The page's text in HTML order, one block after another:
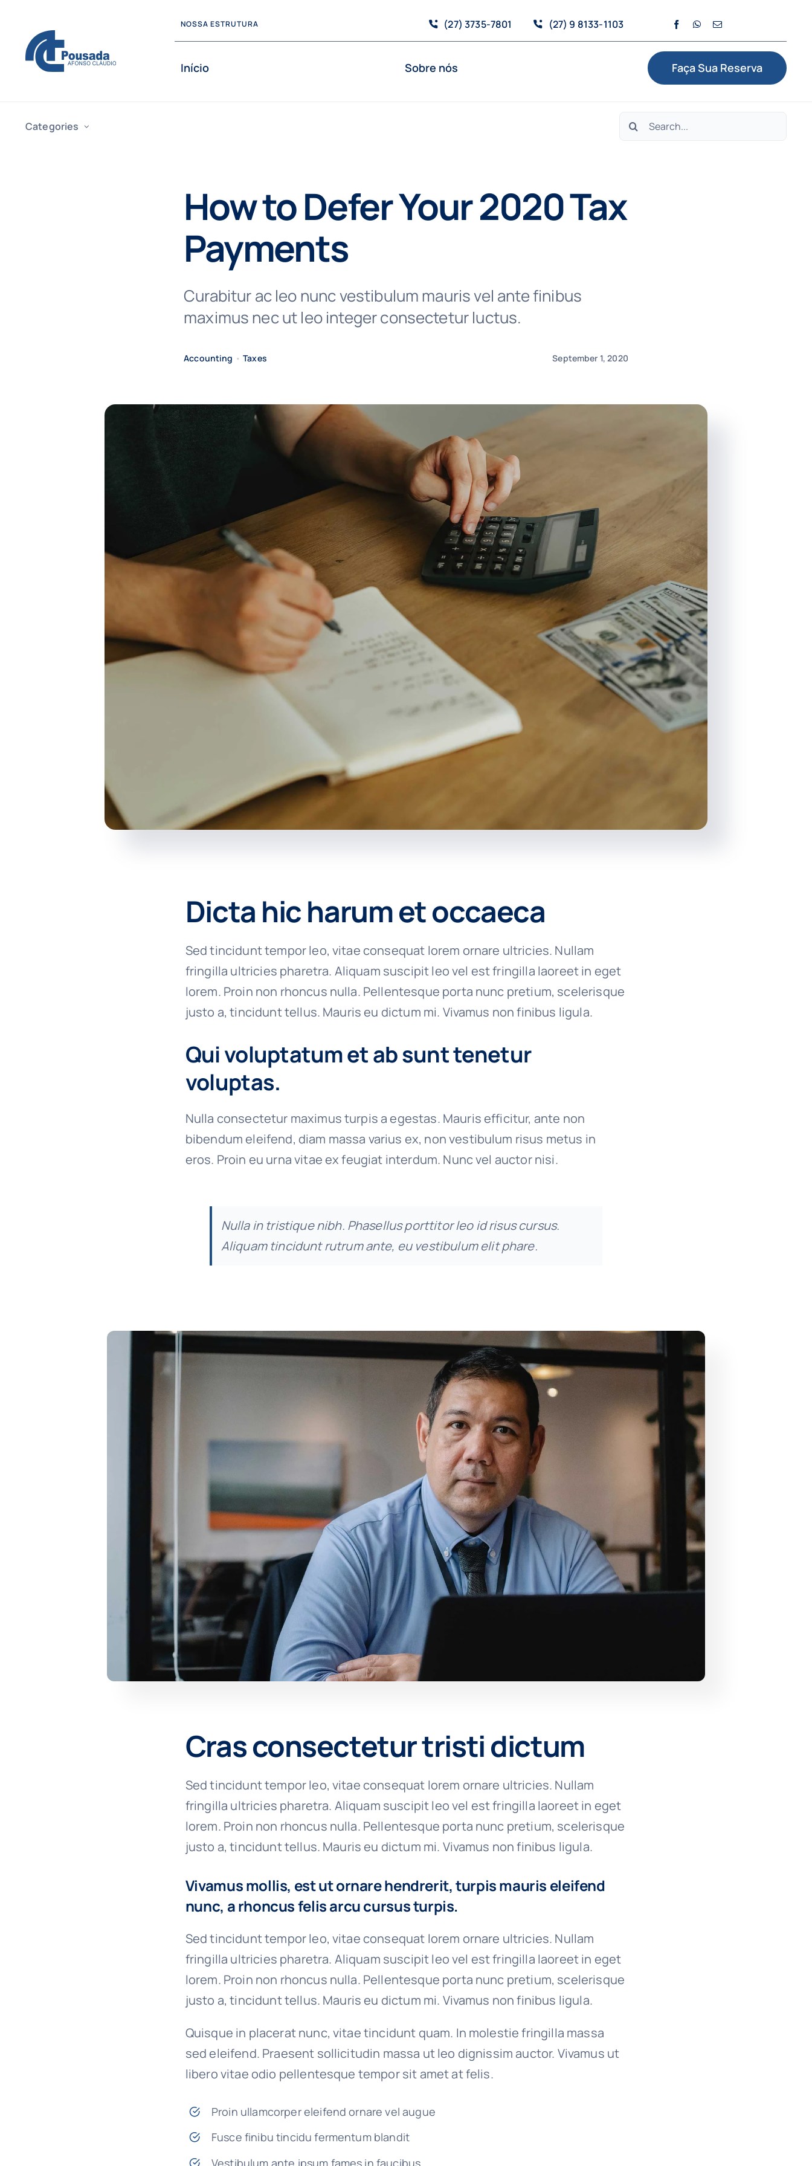
content
NOSSA ESTRUTURA (27) 3735-7801 (27) 9 8133-1103
Início Sobre nós Faça Sua Reserva
Categories
Search
How to Defer Your 2020 Tax
Payments
Curabitur ac leo nunc vestibulum mauris vel ante finibus
maximus nec ut leo integer consectetur luctus.
Accounting •Taxes September 1, 2020
Dicta hic harum et occaeca
Sed tincidunt tempor leo, vitae consequat lorem ornare ultricies. Nullam
fringilla ultricies pharetra. Aliquam suscipit leo vel est fringilla laoreet in eget
lorem. Proin non rhoncus nulla. Pellentesque porta nunc pretium, scelerisque
justo a, tincidunt tellus. Mauris eu dictum mi. Vivamus non finibus ligula.
Qui voluptatum et ab sunt tenetur
voluptas.
Nulla consectetur maximus turpis a egestas. Mauris efficitur, ante non
bibendum eleifend, diam massa varius ex, non vestibulum risus metus in
eros. Proin eu urna vitae ex feugiat interdum. Nunc vel auctor nisi.
Nulla in tristique nibh. Phasellus porttitor leo id risus cursus.
Aliquam tincidunt rutrum ante, eu vestibulum elit phare.
Cras consectetur tristi dictum
Sed tincidunt tempor leo, vitae consequat lorem ornare ultricies. Nullam
fringilla ultricies pharetra. Aliquam suscipit leo vel est fringilla laoreet in eget
lorem. Proin non rhoncus nulla. Pellentesque porta nunc pretium, scelerisque
justo a, tincidunt tellus. Mauris eu dictum mi. Vivamus non finibus ligula.
Vivamus mollis, est ut ornare hendrerit, turpis mauris eleifend
nunc, a rhoncus felis arcu cursus turpis.
Sed tincidunt tempor leo, vitae consequat lorem ornare ultricies. Nullam
fringilla ultricies pharetra. Aliquam suscipit leo vel est fringilla laoreet in eget
lorem. Proin non rhoncus nulla. Pellentesque porta nunc pretium, scelerisque
justo a, tincidunt tellus. Mauris eu dictum mi. Vivamus non finibus ligula.
Quisque in placerat nunc, vitae tincidunt quam. In molestie fringilla massa
sed eleifend. Praesent sollicitudin massa ut leo dignissim auctor. Vivamus ut
libero vitae odio pellentesque tempor sit amet at felis.
Proin ullamcorper eleifend ornare vel augue
Fusce finibu tincidu fermentum blandit
Vestibulum ante ipsum fames in faucibus